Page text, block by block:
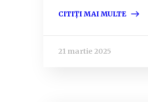
CITIȚI MAI MULTE
21 martie 2025